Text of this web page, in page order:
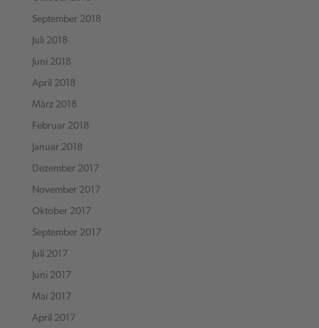
September 2018
Juli 2018
Juni 2018
April 2018
März 2018
Februar 2018
Januar 2018
Dezember 2017
November 2017
Oktober 2017
September 2017
Juli 2017
Juni 2017
Mai 2017
April 2017